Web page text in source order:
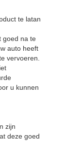
te latan
goed na te
auto heeft
vervoeren.
u kunnen
zijn
deze goed